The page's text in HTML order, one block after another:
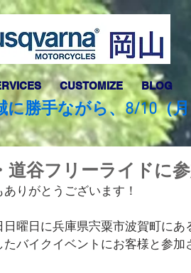
CUSTOMIZE BLOG
に勝手ながら、8/10（
道谷フリーライドに
ありがとうございます！
日曜日に兵庫県宍粟市波賀町にあ
たバイクイベントにお客様と参加